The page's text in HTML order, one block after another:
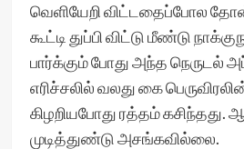
வெளியேறி விட்டதைப்போல
கூட்டி துப்பி விட்டு மீண்டு
பார்க்கும் போது அந்த நெருடல்
எரிச்சலில் வலது கை
கிழறியபோது ரத்தம் கசிந்தது.
முடித்துண்டு அசங்கவில்லை.